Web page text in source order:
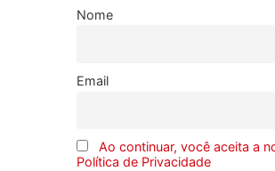
Nome
Email
Ao continuar, você aceita a
Política de Privacidade